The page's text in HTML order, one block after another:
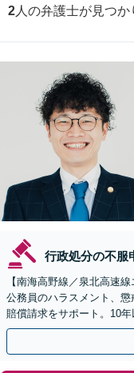
2 人の弁護士が見つか
行政処分の不服
【南海高野線／泉北高速
公務員のハラスメント、
賠償請求をサポート。10
組織の動きを見据えて解